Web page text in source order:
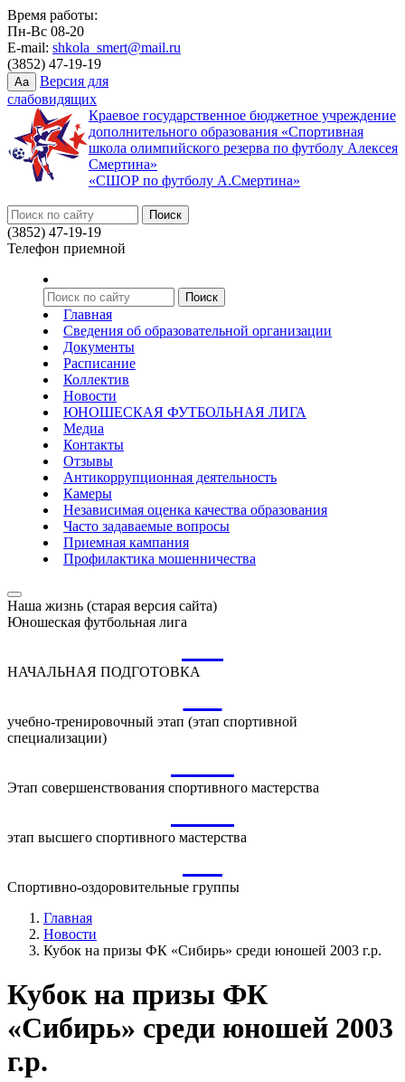
Время работы:
Пн-Вс 08-20
E-mail: shkola_smert@mail.ru
(3852) 47-19-19
Aa
Версия для
слабовидящих
Краевое государственное бюджетное учреждение
дополнительного образования «Спортивная
школа олимпийского резерва по футболу Алексея
Смертина»
«СШОР по футболу А.Смертина»
(3852) 47-19-19
Телефон приемной
Главная
Сведения об образовательной организации
Документы
Расписание
Коллектив
Новости
ЮНОШЕСКАЯ ФУТБОЛЬНАЯ ЛИГА
Медиа
Контакты
Отзывы
Антикоррупционная деятельность
Камеры
Независимая оценка качества образования
Часто задаваемые вопросы
Приемная кампания
Профилактика мошенничества
Наша жизнь (старая версия сайта)
Юношеская футбольная лига
НАЧАЛЬНАЯ ПОДГОТОВКА
учебно-тренировочный этап (этап спортивной
специализации)
Этап совершенствования спортивного мастерства
этап высшего спортивного мастерства
Спортивно-оздоровительные группы
Главная
Новости
Кубок на призы ФК «Сибирь» среди юношей 2003 г.р.
Кубок на призы ФК
«Сибирь» среди юношей 2003
г.р.